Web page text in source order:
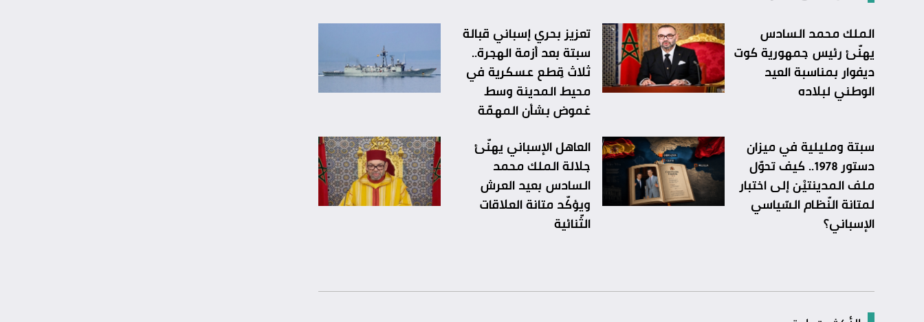
الملك محمد السادس
يهنّئ رئيس جمهورية كوت
ديفوار بمناسبة العيد
الوطني لبلاده
تعزيز بحري إسباني قبالة
سبتة بعد أزمة الهجرة..
ثلاث قِطع عسكرية في
محيط المدينة وسط
غموض بشأن المهمّة
سبتة ومليلية في ميزان
دستور 1978.. كيف تحوّل
ملف المدينتيْن إلى اختبار
لمتانة النّظام السّياسي
الإسباني؟
العاهل الإسباني يهنّئ
جلالة الملك محمد
السادس بعيد العرش
ويؤكّد متانة العلاقات
الثّنائية